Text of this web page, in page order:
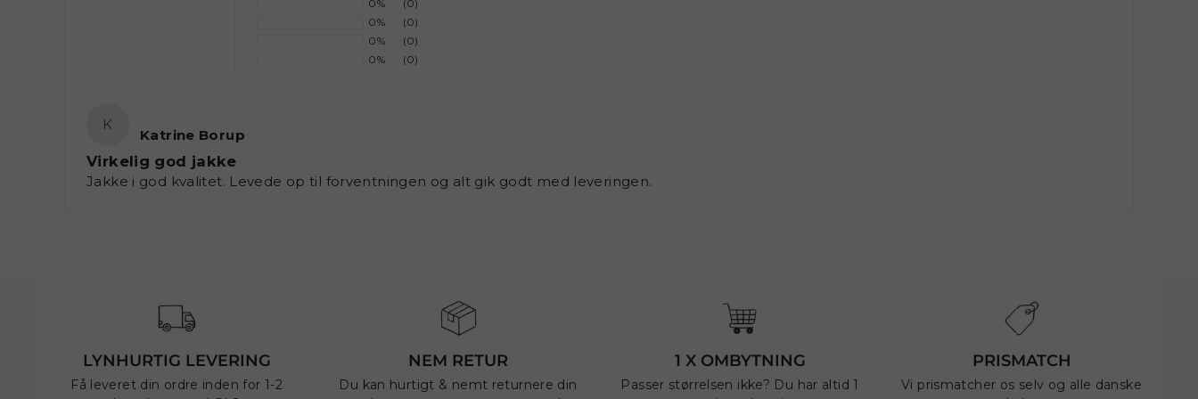
0%
(0)
0%
(0)
0%
(0)
0%
(0)
K
Katrine Borup
Virkelig god jakke
Jakke i god kvalitet. Levede op til forventningen og alt gik godt med leveringen.
LYNHURTIG LEVERING
Få leveret din ordre inden for 1-2
NEM RETUR
Du kan hurtigt & nemt returnere din
1 X OMBYTNING
Passer størrelsen ikke? Du har altid 1
PRISMATCH
Vi prismatcher os selv og alle danske